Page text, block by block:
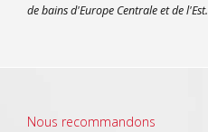
de bains d'Europe Centrale et de l'Est.
Nous recommandons